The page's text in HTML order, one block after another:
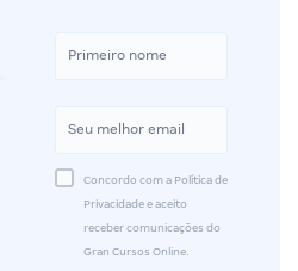
Concordo com a Política de
Privacidade e aceito
receber comunicações do
Gran Cursos Online.